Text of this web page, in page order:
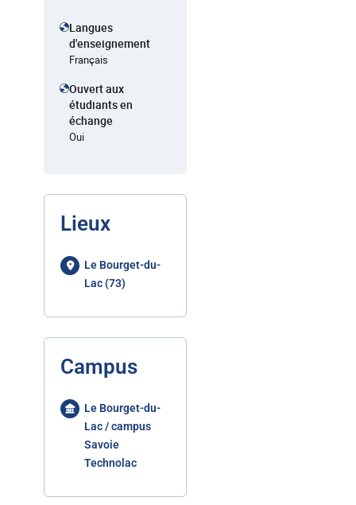
Langues
d'enseignement
Français
Ouvert aux
étudiants en
échange
Oui
Lieux
Le Bourget-du-
Lac (73)
Campus
Le Bourget-du-
Lac / campus
Savoie
Technolac